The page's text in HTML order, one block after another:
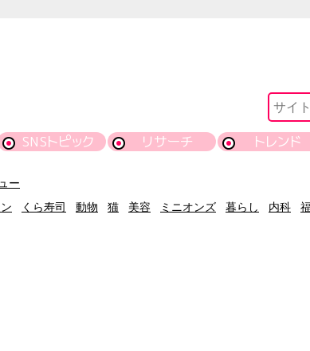
SNSトピック リサーチ トレンド
ー
くら寿司 動物 猫 美容 ミニオンズ 暮らし 内科